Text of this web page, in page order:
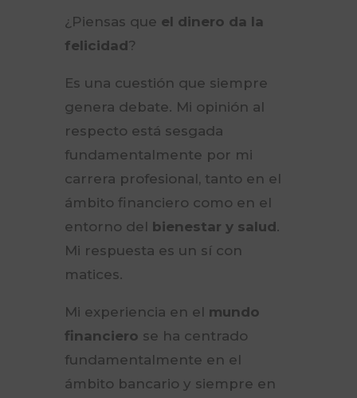
¿Piensas que el dinero da la
felicidad?
Es una cuestión que siempre
genera debate. Mi opinión al
respecto está sesgada
fundamentalmente por mi
carrera profesional, tanto en el
ámbito financiero como en el
entorno del bienestar y salud.
Mi respuesta es un sí con
matices.
Mi experiencia en el mundo
financiero se ha centrado
fundamentalmente en el
ámbito bancario y siempre en